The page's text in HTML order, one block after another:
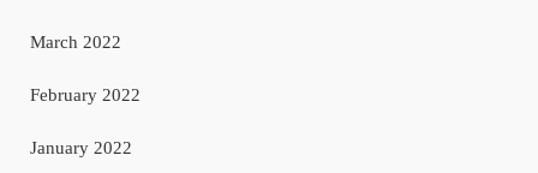
March 2022
February 2022
January 2022